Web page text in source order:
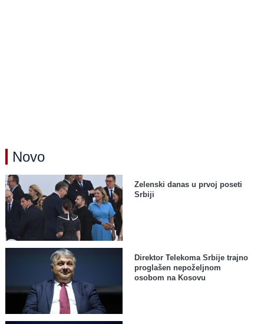
Novo
Zelenski danas u prvoj poseti
Srbiji
Direktor Telekoma Srbije trajno
proglašen nepoželjnom
osobom na Kosovu